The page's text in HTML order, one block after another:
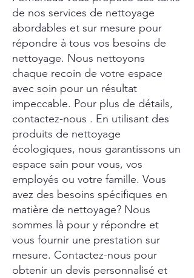
de nos services de nettoyage
abordables et sur mesure pour
répondre à tous vos besoins de
nettoyage. Nous nettoyons
chaque recoin de votre espace
avec soin pour un résultat
impeccable. Pour plus de détails,
contactez-nous . En utilisant des
produits de nettoyage
écologiques, nous garantissons un
espace sain pour vous, vos
employés ou votre famille. Vous
avez des besoins spécifiques en
matière de nettoyage? Nous
sommes là pour y répondre et
vous fournir une prestation sur
mesure. Contactez-nous pour
obtenir un devis personnalisé et